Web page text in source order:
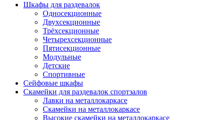
Шкафы для раздевалок
Односекционные
Двухсекционные
Трёхсекционные
Четырехсекционные
Пятисекционные
Модульные
Детские
Спортивные
Сейфовые шкафы
Скамейки для раздевалок спортзалов
Лавки на металлокаркасе
Скамейки на металлокаркасе
Высокие скамейки на металлокаркасе